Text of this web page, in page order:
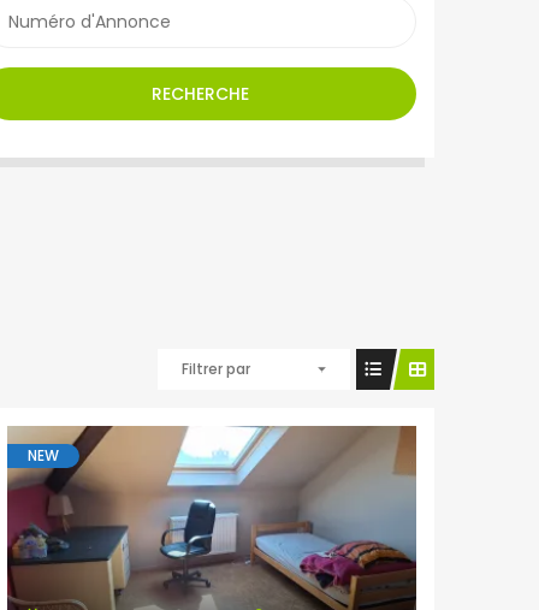
RECHERCHE
Filtrer par
NEW